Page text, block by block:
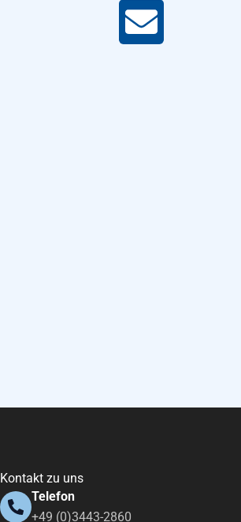
Kontakt zu uns
Telefon
+49 (0)3443-2860